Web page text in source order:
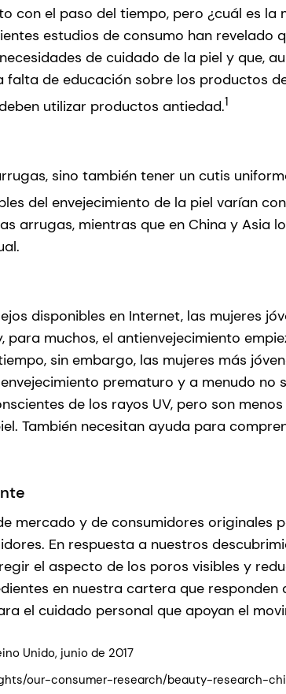
con el paso del tiempo, pero ¿cuál es
estudios de consumo han
de cuidado de la piel y que,
de educación sobre los productos
utilizar productos antiedad.1
sino también tener un cutis
del envejecimiento de la piel varían
arrugas, mientras que en China y Asia
disponibles en Internet, las mujeres
para muchos, el antienvejecimiento
sin embargo, las mujeres más
prematuro y a menudo no
de los rayos UV, pero son
También necesitan ayuda para
mercado y de consumidores
En respuesta a nuestros
el aspecto de los poros visibles y
en nuestra cartera que
el cuidado personal que apoyan el
Unido, junio de 2017
our-consumer-research/beauty-research-